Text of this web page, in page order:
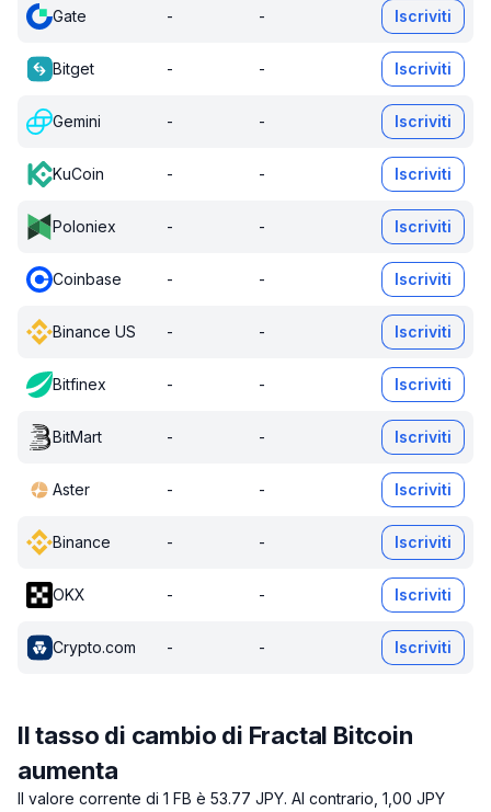
Gate - - Iscriviti
Bitget - - Iscriviti
Gemini - - Iscriviti
KuCoin - - Iscriviti
Poloniex - - Iscriviti
Coinbase - - Iscriviti
Binance US - - Iscriviti
Bitfinex - - Iscriviti
BitMart - - Iscriviti
Aster - - Iscriviti
Binance - - Iscriviti
OKX - - Iscriviti
Crypto.com - - Iscriviti
Il tasso di cambio di Fractal Bitcoin
aumenta
Il valore corrente di 1 FB è 53.77 JPY. Al contrario, 1,00 JPY